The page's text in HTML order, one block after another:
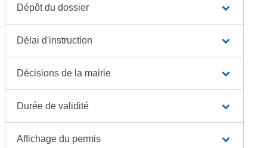
Dépôt du dossier
Délai d'instruction
Décisions de la mairie
Durée de validité
Affichage du permis